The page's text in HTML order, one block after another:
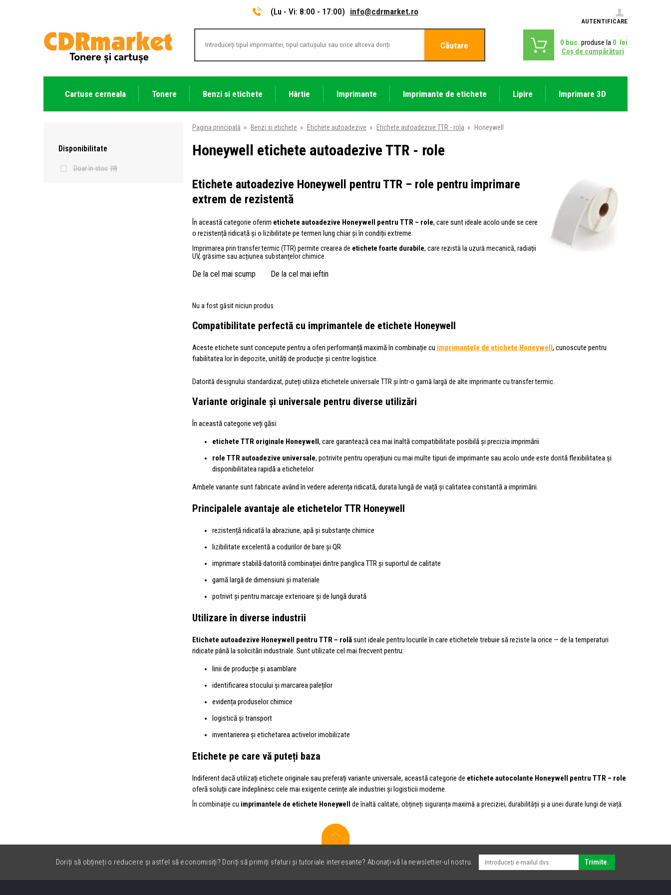
(Lu - Vi: 8:00 - 17:00) info@cdrmarket.ro
AUTENTIFICARE
Căutare 0 buc. produse la 0 lei
Coş de cumpărături
Cartuse cerneala Tonere Benzi si etichete Hârtie Imprimante Imprimante de etichete Lipire Imprimare 3D
Disponibilitate
Doar în stoc (0)
Pagina principală » Benzi si etichete » Etichete autoadezive » Etichete autoadezive TTR - rola » Honeywell
Honeywell etichete autoadezive TTR - role
Etichete autoadezive Honeywell pentru TTR – role pentru imprimare
extrem de rezistentă
În această categorie oferim etichete autoadezive Honeywell pentru TTR – role, care sunt ideale acolo unde se cere
o rezistență ridicată și o lizibilitate pe termen lung chiar și în condiții extreme.
Imprimarea prin transfer termic (TTR) permite crearea de etichete foarte durabile, care rezistă la uzură mecanică, radiații
UV, grăsime sau acțiunea substanțelor chimice.
De la cel mai scump De la cel mai ieftin
Nu a fost găsit niciun produs
Compatibilitate perfectă cu imprimantele de etichete Honeywell
Aceste etichete sunt concepute pentru a oferi performanță maximă în combinație cu imprimantele de etichete Honeywell, cunoscute pentru
fiabilitatea lor în depozite, unități de producție și centre logistice.
Datorită designului standardizat, puteți utiliza etichetele universale TTR și într-o gamă largă de alte imprimante cu transfer termic.
Variante originale și universale pentru diverse utilizări
În această categorie veți găsi:
etichete TTR originale Honeywell, care garantează cea mai înaltă compatibilitate posibilă și precizia imprimării
role TTR autoadezive universale, potrivite pentru operațiuni cu mai multe tipuri de imprimante sau acolo unde este dorită flexibilitatea și
disponibilitatea rapidă a etichetelor
Ambele variante sunt fabricate având în vedere aderența ridicată, durata lungă de viață și calitatea constantă a imprimării.
Principalele avantaje ale etichetelor TTR Honeywell
rezistență ridicată la abraziune, apă și substanțe chimice
lizibilitate excelentă a codurilor de bare și QR
imprimare stabilă datorită combinației dintre panglica TTR și suportul de calitate
gamă largă de dimensiuni și materiale
potrivit și pentru marcaje exterioare și de lungă durată
Utilizare în diverse industrii
Etichete autoadezive Honeywell pentru TTR – rolăsunt ideale pentru locurile în care etichetele trebuie să reziste la orice — de la temperaturi
ridicate până la solicitări industriale. Sunt utilizate cel mai frecvent pentru:
linii de producție și asamblare
identificarea stocului și marcarea paleților
evidența produselor chimice
logistică și transport
inventarierea și etichetarea activelor imobilizate
Etichete pe care vă puteți baza
Indiferent dacă utilizați etichete originale sau preferați variante universale, această categorie de etichete autocolante Honeywell pentru TTR – role
oferă soluții care îndeplinesc cele mai exigente cerințe ale industriei și logisticii moderne.
În combinație cu imprimantele de etichete Honeywell de înaltă calitate, obțineți siguranța maximă a preciziei, durabilității și a unei durate lungi de viață.
Doriți să obțineți o reducere și astfel să economisiți? Doriți să primiți sfaturi și tutoriale interesante? Abonați-vă la newsletter-ul nostru. Trimite.